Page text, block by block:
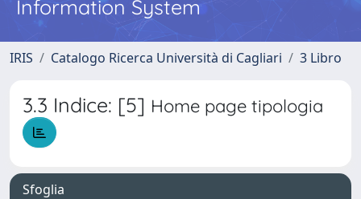
Information System
IRIS Catalogo Ricerca Università di Cagliari 3 Libro
3.3 Indice: [5] Home page tipologia
Sfoglia